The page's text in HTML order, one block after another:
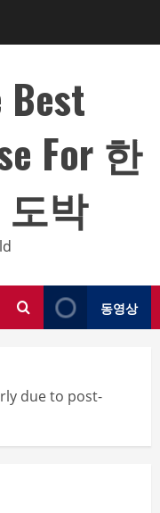
Best
For 한
박
동영상
due to post-